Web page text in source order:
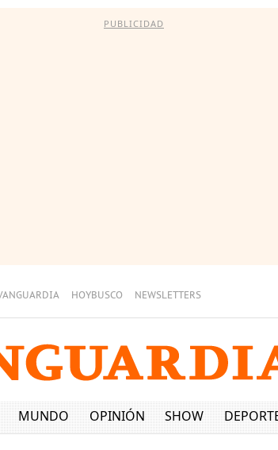
PUBLICIDAD
HOYBUSCO NEWSLETTERS
MUNDO OPINIÓN SHOW